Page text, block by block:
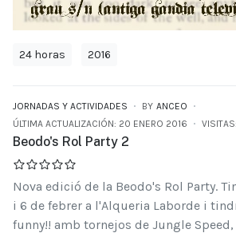
24 horas 2016
JORNADAS Y ACTIVIDADES BY ANCEO
ÚLTIMA ACTUALIZACIÓN: 20 ENERO 2016
Beodo's Rol Party 2
Nova edició de la Beodo's Rol Party.
i 6 de febrer a l'Alqueria Laborde i
funny!! amb tornejos de Jungle